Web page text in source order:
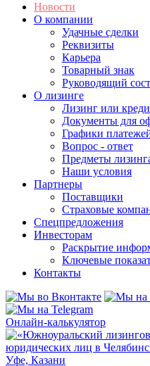
Новости
О компании
Удачные сделки
Реквизиты
Карьера
Товарный знак
Руководящий
О лизинге
Лизинг или
Документы для
Графики
Вопрос - ответ
Предметы
Наши условия
Партнеры
Поставщики
Страховые
Спецпредложения
Инвесторам
Раскрытие
Ключевые
Контакты
Онлайн-калькулятор